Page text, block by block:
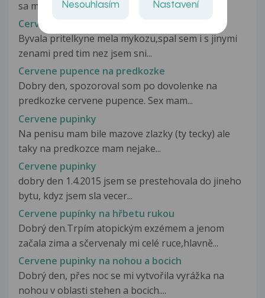
sa mi vytvorili pluzgiere na...
Cervene pote bile pupinky na zaludu
Byvala pritelkyne mela mykozu,spal sem i s jinymi
zenami pred tim nez jsem sni...
Cervene pupence na predkozke
Dobry den, spozoroval som po dovolenke na
predkozke cervene pupence. Sex mam...
Cervene pupinky
Na penisu mam bile mazove zlazky (ty tecky) ale
taky na predkozce mam nejake...
Cervene pupinky
dobry den 1.4.2015 jsem se prestehovala do jineho
bytu, kdyz jsem sla vecer...
Cervene pupínky na hřbetu rukou
Dobrý den.Trpím atopickým exzémem a jenom
začala zima a sčervenaly mi celé ruce,hlavně...
Cervene pupinky na nohou a bocich
Dobrý den, přes noc se mi vytvořila vyrážka na
nohou v oblasti stehen a bocich....
Nesouhlasím Nastavení